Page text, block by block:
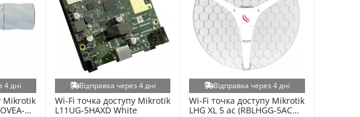
4 дні
Mikrotik
Відправка через 4 дні
Wi-Fi точка доступу Mikrotik
L11UG-5HAXD White
Відправка через 4 дні
Wi-Fi точка доступу Mikrotik
LHG XL 5 ac (RBLHGG-5ACD-